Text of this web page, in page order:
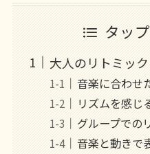
タッ
大人のリトミッ
音楽に合わせ
リズムを感じ
グループでの
音楽と動きで